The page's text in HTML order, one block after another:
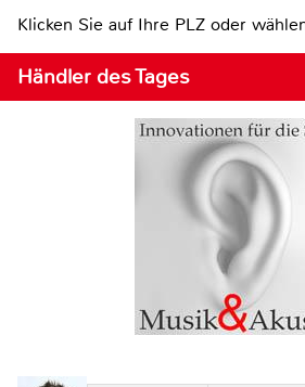
Klicken Sie auf Ihre PLZ oder
Händler des Tages